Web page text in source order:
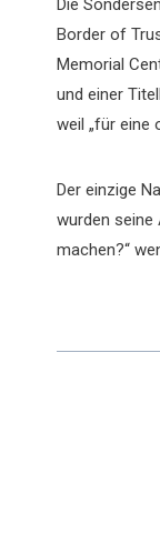
Die
Border of
Memorial
und einer
weil „für eine
Der einzige
wurden seine
machen?“